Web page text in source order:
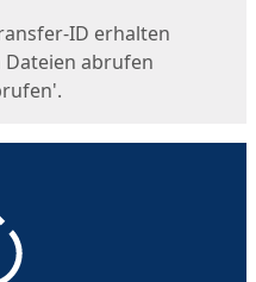
ID erhalten
abrufen